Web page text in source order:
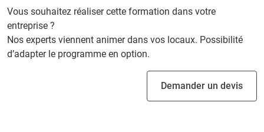
Vous souhaitez réaliser cette formation dans votre
entreprise ?
Nos experts viennent animer dans vos locaux. Possibilité
d’adapter le programme en option.
Demander un devis